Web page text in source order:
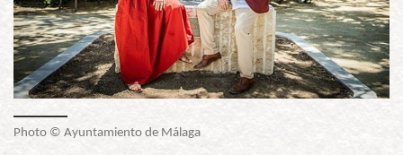
Photo © Ayuntamiento de Málaga